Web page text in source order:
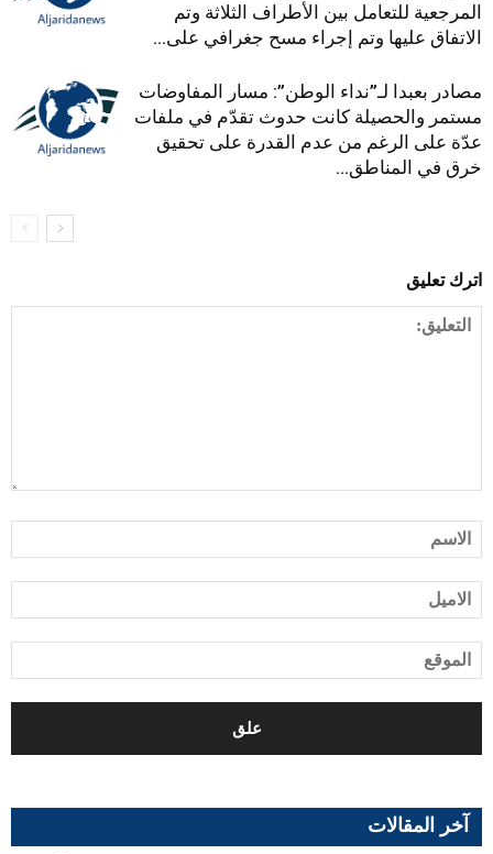
المرجعية للتعامل بين الأطراف الثلاثة وتم
الاتفاق عليها وتم إجراء مسح جغرافي على...
مصادر بعبدا لـ”نداء الوطن”: مسار المفاوضات
مستمر والحصيلة كانت حدوث تقدّم في ملفات
عدّة على الرغم من عدم القدرة على تحقيق
خرق في المناطق...
اترك تعليق
آخر المقالات